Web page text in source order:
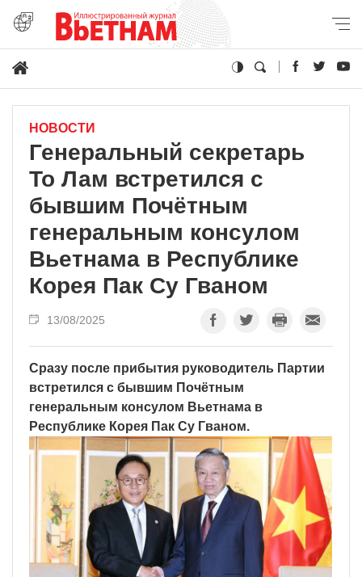
НОВОСТИ
Генеральный секретарь
То Лам встретился с
бывшим Почётным
генеральным консулом
Вьетнама в Республике
Корея Пак Су Гваном
13/08/2025
Сразу после прибытия руководитель Партии
встретился с бывшим Почётным
генеральным консулом Вьетнама в
Республике Корея Пак Су Гваном.